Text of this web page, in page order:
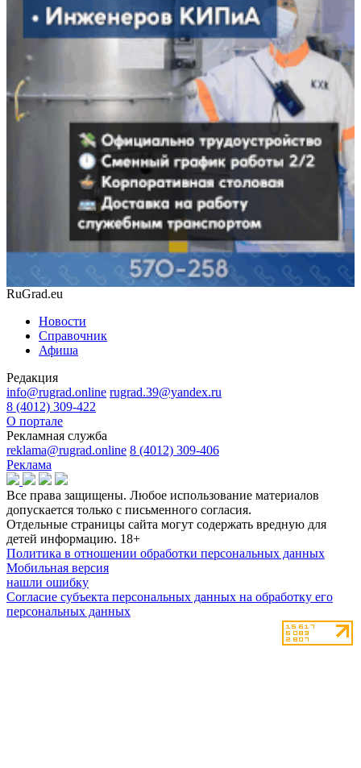
RuGrad.eu
Новости
Справочник
Афиша
Редакция
info@rugrad.online rugrad.39@yandex.ru
8 (4012) 309-422
О портале
Рекламная служба
reklama@rugrad.online 8 (4012) 309-406
Реклама
Все права защищены. Любое использование материалов
допускается только с письменного согласия.
Отдельные страницы сайта могут содержать вредную для
детей информацию. 18+
Политика в отношении обработки персональных данных
Мобильная версия
нашли ошибку
Согласие субъекта персональных данных на обработку его
персональных данных